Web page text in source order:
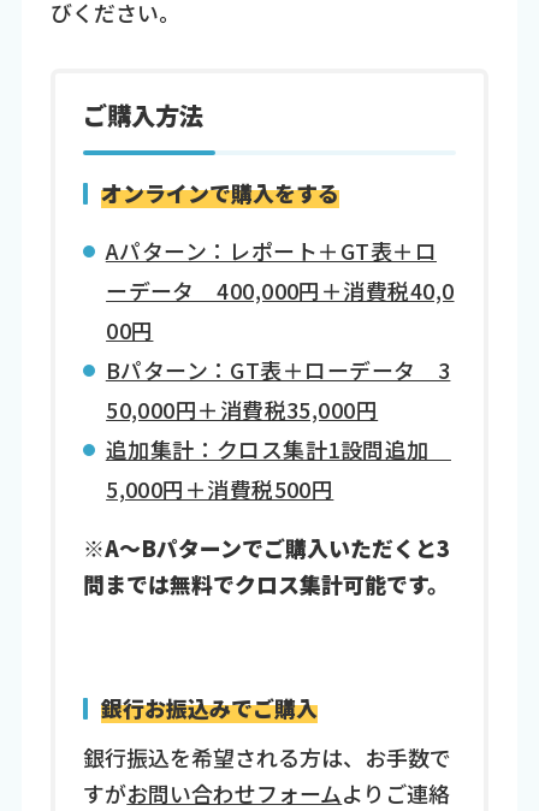
びください。
ご購入方法
オンラインで購入をする
Aパターン：レポート＋GT表＋ロ
ーデータ 400,000円＋消費税40,0
00円
Bパターン：GT表＋ローデータ 3
50,000円＋消費税35,000円
追加集計：クロス集計1設問追加
5,000円＋消費税500円
※A～Bパターンでご購入いただくと3
問までは無料でクロス集計可能です。
銀行お振込みでご購入
銀行振込を希望される方は、お手数で
すがお問い合わせフォームよりご連絡